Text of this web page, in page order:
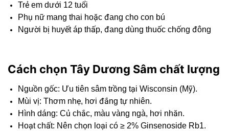
Trẻ em dưới 12 tuổi
Phụ nữ mang thai hoặc đang cho con bú
Người bị huyết áp thấp, đang dùng thuốc chống đông
Cách chọn Tây Dương Sâm chất lượng
Nguồn gốc: Ưu tiên sâm trồng tại Wisconsin (Mỹ).
Mùi vị: Thơm nhẹ, hơi đắng tự nhiên.
Hình dáng: Củ chắc, màu vàng ngà, hơi nhăn.
Hoạt chất: Nên chọn loại có ≥ 2% Ginsenoside Rb1.